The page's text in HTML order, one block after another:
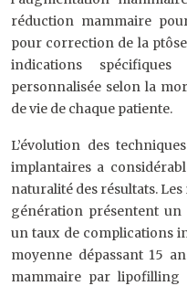
réduction mammaire
pour correction de la
indications
personnalisée selon la
de vie de chaque patiente.
L’évolution des
implantaires a
naturalité des résultats.
génération présentent
un taux de complications
moyenne dépassant 15
mammaire par lipofilling